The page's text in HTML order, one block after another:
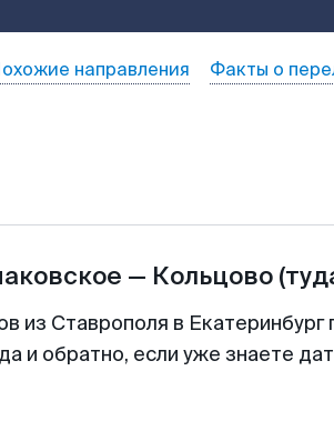
направления Факты о
— Кольцово
из Ставрополя в
и обратно, если уже знаете